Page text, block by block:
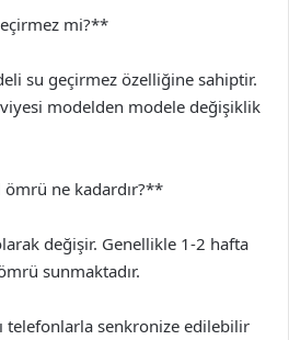
mi?**
su geçirmez özelliğine sahiptir.
modelden modele değişiklik
ne kadardır?**
değişir. Genellikle 1-2 hafta
sunmaktadır.
telefonlarla senkronize edilebilir